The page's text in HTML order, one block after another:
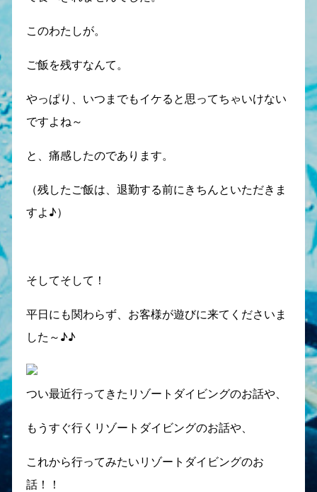
このわたしが。
ご飯を残すなんて。
やっぱり、いつまでもイケると思ってちゃいけない
ですよね～
と、痛感したのであります。
（残したご飯は、退勤する前にきちんといただきま
すよ♪）
そしてそして！
平日にも関わらず、お客様が遊びに来てくださいま
した～♪♪
つい最近行ってきたリゾートダイビングのお話や、
もうすぐ行くリゾートダイビングのお話や、
これから行ってみたいリゾートダイビングのお
話！！